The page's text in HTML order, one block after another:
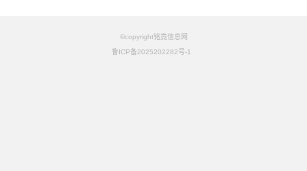
©copyright铭竟信息网
鲁ICP备2025202282号-1